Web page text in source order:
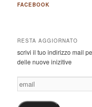
FACEBOOK
RESTA AGGIORNATO
scrivi il tuo indirizzo mail
delle nuove inizitive
email